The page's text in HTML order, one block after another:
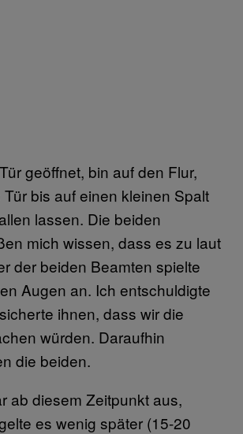
geöffnet, bin auf den Flur,
bis auf einen kleinen Spalt
lassen. Die beiden
mich wissen, dass es zu laut
der beiden Beamten spielte
Augen an. Ich entschuldigte
ihnen, dass wir die
würden. Daraufhin
die beiden.
ab diesem Zeitpunkt aus,
es wenig später (15-20